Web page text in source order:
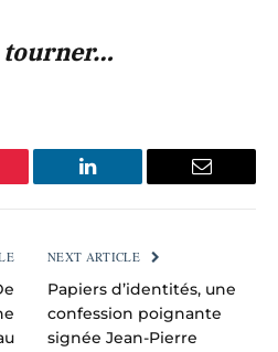
tourner…
LinkedIn Email
NEXT ARTICLE
Papiers d’identités, une
confession poignante
signée Jean-Pierre